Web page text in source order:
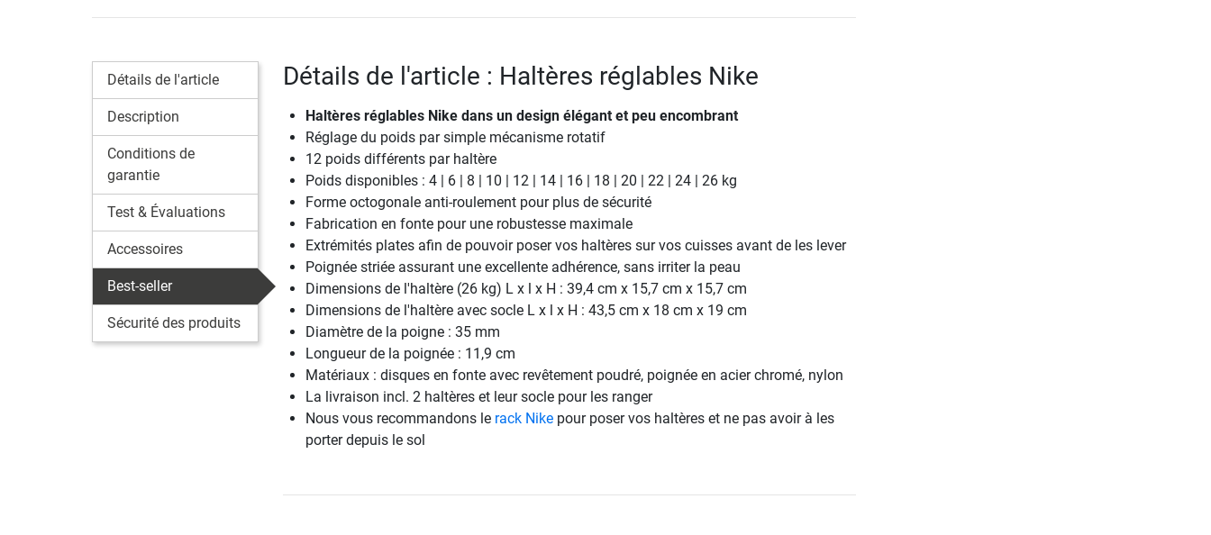
Détails de l'article
Description
Conditions de
garantie
Test & Évaluations
Accessoires
Best-seller
Sécurité des produits
Détails de l'article : Haltères réglables Nike
Haltères réglables Nike dans un design élégant et peu encombrant
Réglage du poids par simple mécanisme rotatif
12 poids différents par haltère
Poids disponibles : 4 | 6 | 8 | 10 | 12 | 14 | 16 | 18 | 20 | 22 | 24 | 26 kg
Forme octogonale anti-roulement pour plus de sécurité
Fabrication en fonte pour une robustesse maximale
Extrémités plates afin de pouvoir poser vos haltères sur vos cuisses avant de les lever
Poignée striée assurant une excellente adhérence, sans irriter la peau
Dimensions de l'haltère (26 kg) L x l x H : 39,4 cm x 15,7 cm x 15,7 cm
Dimensions de l'haltère avec socle L x l x H : 43,5 cm x 18 cm x 19 cm
Diamètre de la poigne : 35 mm
Longueur de la poignée : 11,9 cm
Matériaux : disques en fonte avec revêtement poudré, poignée en acier chromé, nylon
La livraison incl. 2 haltères et leur socle pour les ranger
Nous vous recommandons le rack Nikepour poser vos haltères et ne pas avoir à les
porter depuis le sol